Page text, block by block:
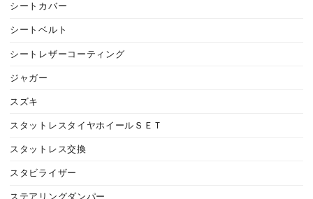
シートカバー
シートベルト
シートレザーコーティング
ジャガー
スズキ
スタットレスタイヤホイールＳＥＴ
スタットレス交換
スタビライザー
ステアリングダンパー